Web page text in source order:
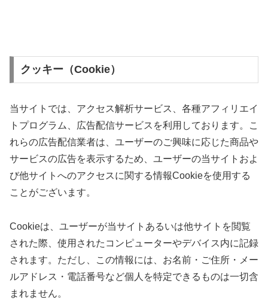
クッキー（Cookie）
当サイトでは、アクセス解析サービス、各種アフィリエイ
トプログラム、広告配信サービスを利用しております。こ
れらの広告配信業者は、ユーザーのご興味に応じた商品や
サービスの広告を表示するため、ユーザーの当サイトおよ
び他サイトへのアクセスに関する情報Cookieを使用する
ことがございます。
Cookieは、ユーザーが当サイトあるいは他サイトを閲覧
された際、使用されたコンピューターやデバイス内に記録
されます。ただし、この情報には、お名前・ご住所・メー
ルアドレス・電話番号など個人を特定できるものは一切含
まれません。